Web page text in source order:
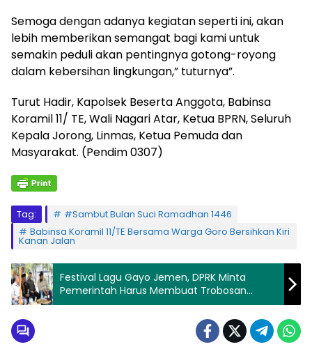
Semoga dengan adanya kegiatan seperti ini, akan
lebih memberikan semangat bagi kami untuk
semakin peduli akan pentingnya gotong-royong
dalam kebersihan lingkungan,” tuturnya”.
Turut Hadir, Kapolsek Beserta Anggota, Babinsa
Koramil 11/ TE, Wali Nagari Atar, Ketua BPRN, Seluruh
Kepala Jorong, Linmas, Ketua Pemuda dan
Masyarakat. (Pendim 0307)
Tag:
#Sambut Bulan Suci Ramadhan 1446
Babinsa Koramil 11/TE Bersama Warga Goro Bersihkan Kiri
Kanan Jalan
Festival Lagu Gayo Jemen, DPRK Minta
Pemerintah Harus Membuat Trobosan
Kongkrit